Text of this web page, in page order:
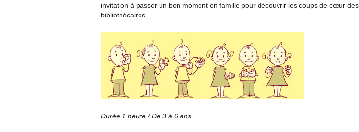
invitation à passer un bon moment en famille pour découvrir les coups de cœur des
bibliothécaires.
Durée 1 heure / De 3 à 6 ans